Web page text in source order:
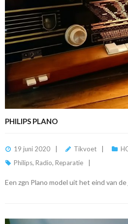
PHILIPS PLANO
19 juni 2020 Tikvoet
Philips, Radio, Reparatie
Een zgn Plano model uit het eind van de